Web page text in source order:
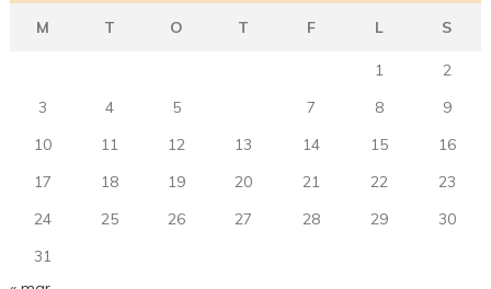
M T O T F L S
1
2
3
4 5 7 8
9
10
11 12 13 14 15
16
17
18 19 20 21 22
23
24
25 26 27 28 29
30
31